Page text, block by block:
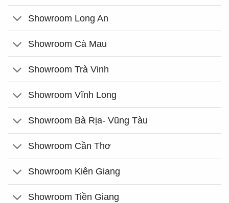
Showroom Long An
Showroom Cà Mau
Showroom Trà Vinh
Showroom Vĩnh Long
Showroom Bà Rịa- Vũng Tàu
Showroom Cần Thơ
Showroom Kiên Giang
Showroom Tiền Giang